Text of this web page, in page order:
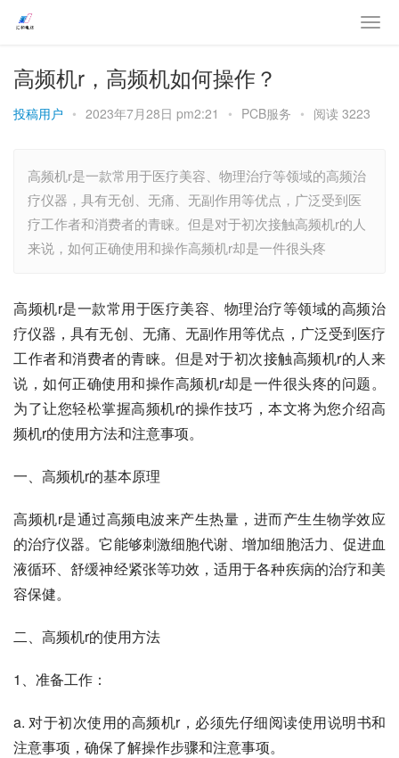
高频机r，高频机如何操作？
投稿用户 • 2023年7月28日 pm2:21 • PCB服务 • 阅读 3223
高频机r是一款常用于医疗美容、物理治疗等领域的高频治
疗仪器，具有无创、无痛、无副作用等优点，广泛受到医
疗工作者和消费者的青睐。但是对于初次接触高频机r的人
来说，如何正确使用和操作高频机r却是一件很头疼
高频机r是一款常用于医疗美容、物理治疗等领域的高频治
疗仪器，具有无创、无痛、无副作用等优点，广泛受到医疗
工作者和消费者的青睐。但是对于初次接触高频机r的人来
说，如何正确使用和操作高频机r却是一件很头疼的问题。
为了让您轻松掌握高频机r的操作技巧，本文将为您介绍高
频机r的使用方法和注意事项。
一、高频机r的基本原理
高频机r是通过高频电波来产生热量，进而产生生物学效应
的治疗仪器。它能够刺激细胞代谢、增加细胞活力、促进血
液循环、舒缓神经紧张等功效，适用于各种疾病的治疗和美
容保健。
二、高频机r的使用方法
1、准备工作：
a. 对于初次使用的高频机r，必须先仔细阅读使用说明书和
注意事项，确保了解操作步骤和注意事项。